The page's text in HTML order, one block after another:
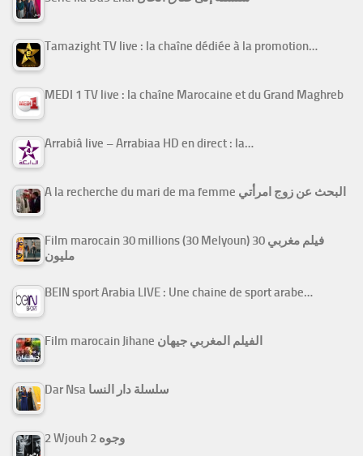
Tamazight TV live : la chaîne dédiée à la promotion…
MEDI 1 TV live : la chaîne Marocaine et du Grand Maghreb
Arrabiâ live – Arrabiaa HD en direct : la…
A la recherche du mari de ma femme البحث عن زوج امرأتي
Film marocain 30 millions (30 Melyoun) فيلم مغربي 30
مليون
BEIN sport Arabia LIVE : Une chaine de sport arabe…
Film marocain Jihane الفيلم المغربي جيهان
Dar Nsa سلسلة دار النسا
2 Wjouh 2 وجوه